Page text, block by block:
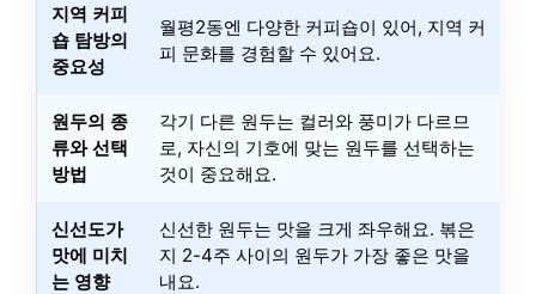
지역 커피
숍 탐방의
중요성
월평2동엔 다양한 커피숍이 있어, 지역 커
피 문화를 경험할 수 있어요.
원두의 종
류와 선택
방법
각기 다른 원두는 컬러와 풍미가 다르므
로, 자신의 기호에 맞는 원두를 선택하는
것이 중요해요.
신선도가
맛에 미치
는 영향
신선한 원두는 맛을 크게 좌우해요. 볶은
지 2-4주 사이의 원두가 가장 좋은 맛을
내요.